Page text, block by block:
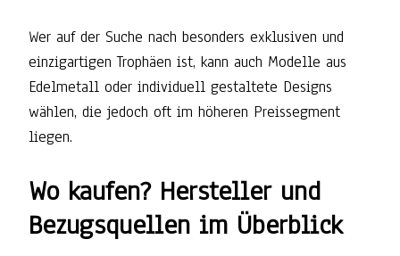
Wer auf der Suche nach besonders exklusiven und
einzigartigen Trophäen ist, kann auch Modelle aus
Edelmetall oder individuell gestaltete Designs
wählen, die jedoch oft im höheren Preissegment
liegen.
Wo kaufen? Hersteller und
Bezugsquellen im Überblick